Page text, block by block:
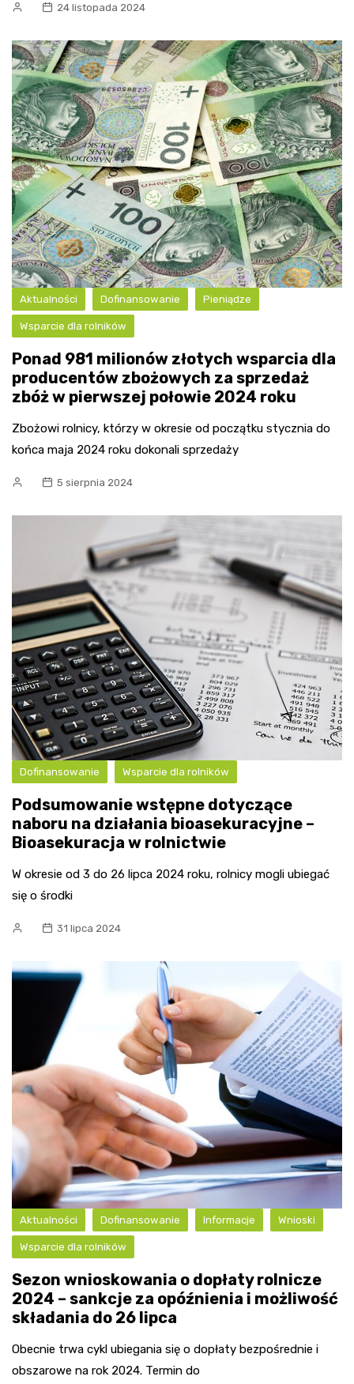
24 listopada 2024
Aktualności Dofinansowanie Pieniądze
Wsparcie dla rolników
Ponad 981 milionów złotych wsparcia dla
producentów zbożowych za sprzedaż
zbóż w pierwszej połowie 2024 roku
Zbożowi rolnicy, którzy w okresie od początku stycznia do
końca maja 2024 roku dokonali sprzedaży
5 sierpnia 2024
Dofinansowanie Wsparcie dla rolników
Podsumowanie wstępne dotyczące
naboru na działania bioasekuracyjne –
Bioasekuracja w rolnictwie
W okresie od 3 do 26 lipca 2024 roku, rolnicy mogli ubiegać
się o środki
31 lipca 2024
Aktualności Dofinansowanie Informacje Wnioski
Wsparcie dla rolników
Sezon wnioskowania o dopłaty rolnicze
2024 – sankcje za opóźnienia i możliwość
składania do 26 lipca
Obecnie trwa cykl ubiegania się o dopłaty bezpośrednie i
obszarowe na rok 2024. Termin do